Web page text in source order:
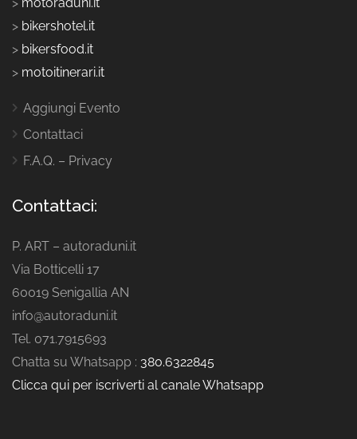
> bikershotel.it
> bikersfood.it
> motoitinerari.it
Aggiungi Evento
Contattaci
F.A.Q. – Privacy
Contattaci:
P. ART – autoraduni.it
Via Botticelli 17
60019 Senigallia AN
info@autoraduni.it
Tel. 071.7915693
Chatta su Whatsapp : 380.6322845
Clicca qui per iscriverti al canale Whatsapp